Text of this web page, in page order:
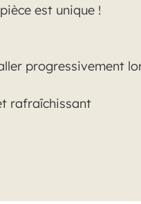
est unique !
progressivement
rafraîchissant